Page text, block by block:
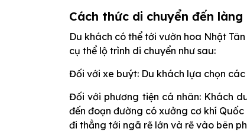
Cách thức di chuyển đến
Du khách có thể tới vườn hoa Nhật
cụ thể lộ trình di chuyển như sau:
Đối với xe buýt: Du khách lựa chọn các
Đối với phương tiện cá nhân: Khách
đến đoạn đường có xưởng cơ khí
đi thẳng tới ngã rẽ lớn và rẽ vào bên